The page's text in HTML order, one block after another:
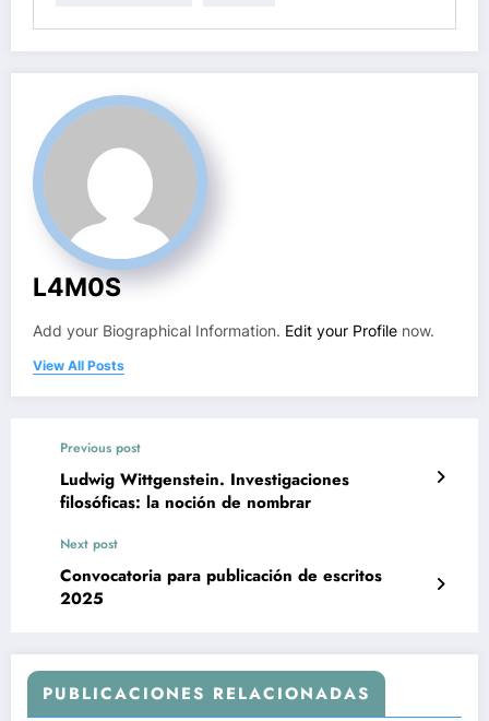
L4M0S
Add your Biographical Information. Edit your Profile now.
View All Posts
Previous post
Ludwig Wittgenstein. Investigaciones
filosóficas: la noción de nombrar
Next post
Convocatoria para publicación de escritos
2025
PUBLICACIONES RELACIONADAS